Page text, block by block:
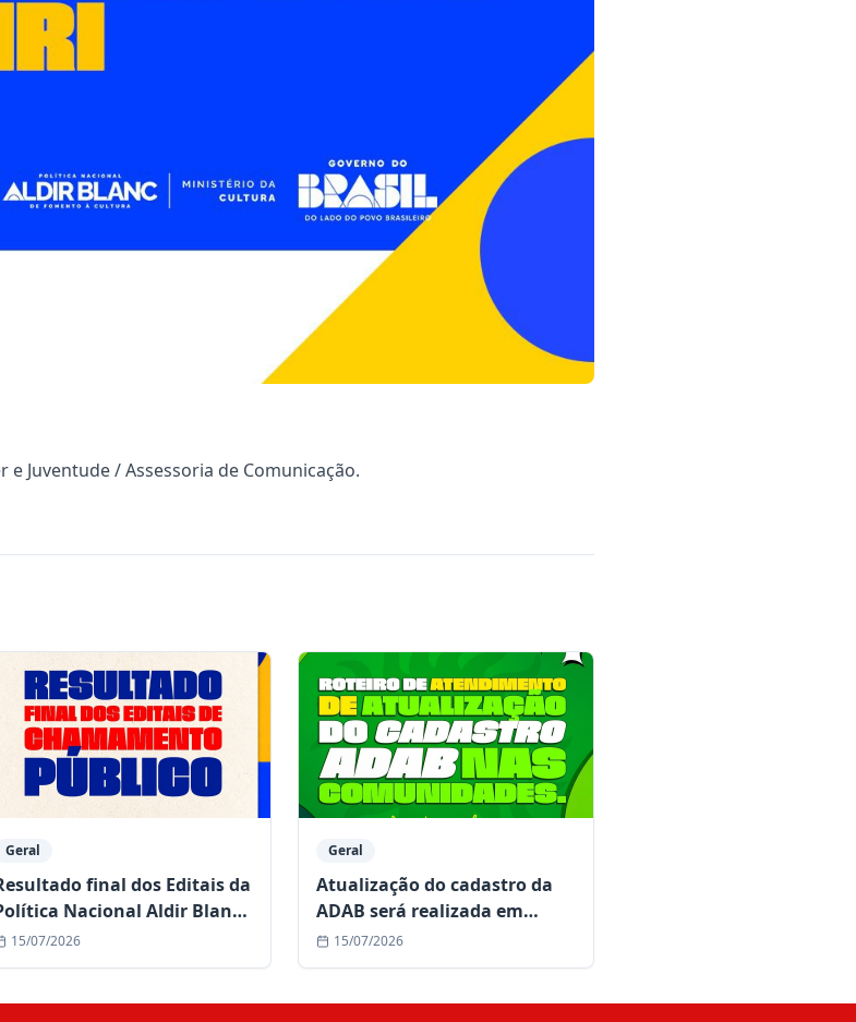
Juventude / Assessoria de Comunicação.
Geral
final dos Editais da
Nacional Aldir Blanc
Cultura já está disponível
15/07/2026
Geral
Atualização do cadastro da
ADAB será realizada em
comunidades rurais de Mairi
durante o mês de julho
15/07/2026